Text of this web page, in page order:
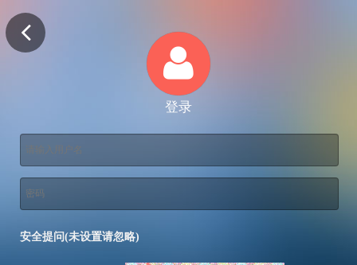
登录
安全提问(未设置请忽略)